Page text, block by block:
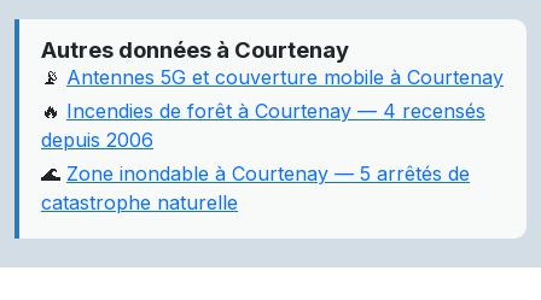
Autres données à Courtenay
📡 Antennes 5G et couverture mobile à Courtenay
🔥 Incendies de forêt à Courtenay — 4 recensés
depuis 2006
🌊 Zone inondable à Courtenay — 5 arrêtés de
catastrophe naturelle